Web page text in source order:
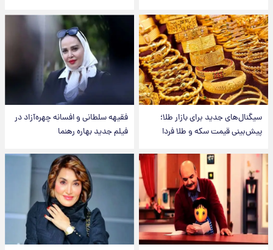
سیگنال‌های جدید برای بازار طلا؛
پیش‌بینی قیمت سکه و طلا فردا
فقیهه سلطانی و افسانه چهره‌آزاد در
فیلم جدید بهاره رهنما